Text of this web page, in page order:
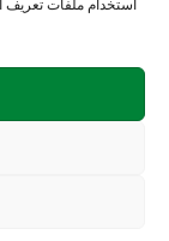
استخدام ملفات
الموارد البشرية